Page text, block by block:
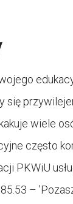
się
wiele
często
PKWiU
–